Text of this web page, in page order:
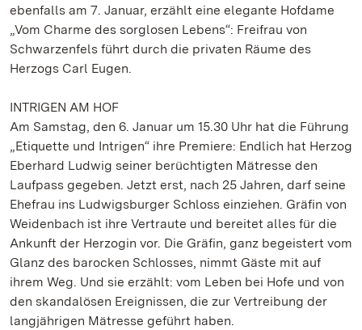
ebenfalls am 7. Januar, erzählt eine elegante Hofdame
„Vom Charme des sorglosen Lebens“: Freifrau von
Schwarzenfels führt durch die privaten Räume des
Herzogs Carl Eugen.
INTRIGEN AM HOF
Am Samstag, den 6. Januar um 15.30 Uhr hat die Führung
„Etiquette und Intrigen“ ihre Premiere: Endlich hat Herzog
Eberhard Ludwig seiner berüchtigten Mätresse den
Laufpass gegeben. Jetzt erst, nach 25 Jahren, darf seine
Ehefrau ins Ludwigsburger Schloss einziehen. Gräfin von
Weidenbach ist ihre Vertraute und bereitet alles für die
Ankunft der Herzogin vor. Die Gräfin, ganz begeistert vom
Glanz des barocken Schlosses, nimmt Gäste mit auf
ihrem Weg. Und sie erzählt: vom Leben bei Hofe und von
den skandalösen Ereignissen, die zur Vertreibung der
langjährigen Mätresse geführt haben.